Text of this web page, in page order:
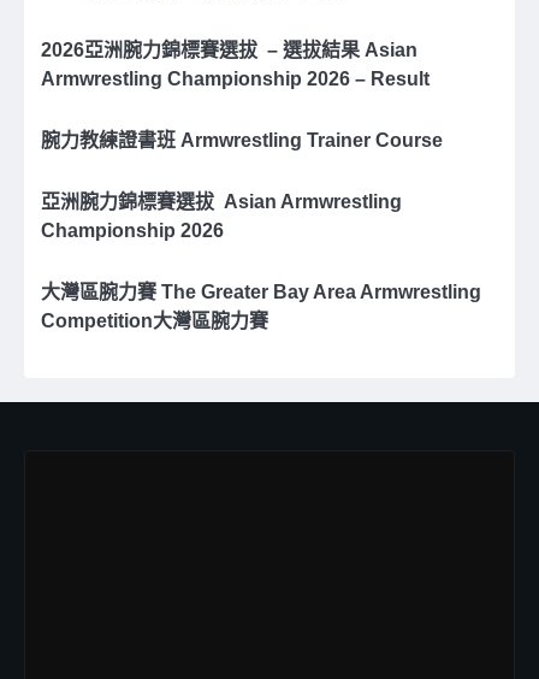
2026亞洲腕⼒錦標賽選拔 – 選拔結果 Asian
Armwrestling Championship 2026 – Result
腕力教練證書班 Armwrestling Trainer Course
亞洲腕⼒錦標賽選拔 Asian Armwrestling
Championship 2026
大灣區腕力賽 The Greater Bay Area Armwrestling
Competition大灣區腕力賽